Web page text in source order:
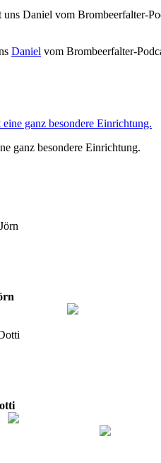
Daniel vom Brombeerfalter-
ganz besondere Einrichtung.